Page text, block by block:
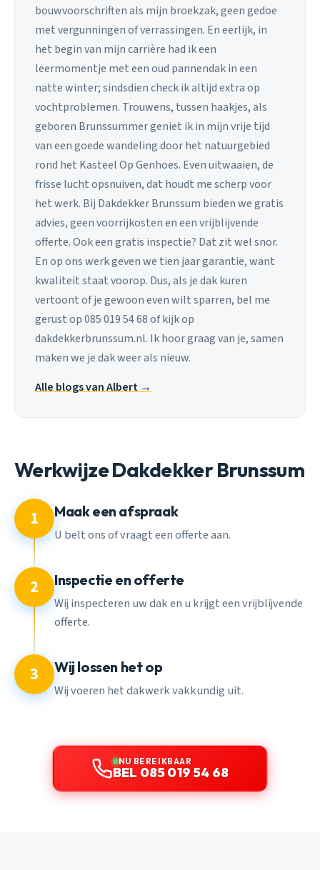
bouwvoorschriften als mijn broekzak, geen gedoe
met vergunningen of verrassingen. En eerlijk, in
het begin van mijn carrière had ik een
leermomentje met een oud pannendak in een
natte winter; sindsdien check ik altijd extra op
vochtproblemen. Trouwens, tussen haakjes, als
geboren Brunssummer geniet ik in mijn vrije tijd
van een goede wandeling door het natuurgebied
rond het Kasteel Op Genhoes. Even uitwaaien, de
frisse lucht opsnuiven, dat houdt me scherp voor
het werk. Bij Dakdekker Brunssum bieden we gratis
advies, geen voorrijkosten en een vrijblijvende
offerte. Ook een gratis inspectie? Dat zit wel snor.
En op ons werk geven we tien jaar garantie, want
kwaliteit staat voorop. Dus, als je dak kuren
vertoont of je gewoon even wilt sparren, bel me
gerust op 085 019 54 68 of kijk op
dakdekkerbrunssum.nl. Ik hoor graag van je, samen
maken we je dak weer als nieuw.
Alle blogs van Albert →
Werkwijze Dakdekker Brunssum
1 Maak een afspraak
U belt ons of vraagt een offerte aan.
2 Inspectie en offerte
Wij inspecteren uw dak en u krijgt een vrijblijvende
offerte.
3 Wij lossen het op
Wij voeren het dakwerk vakkundig uit.
NU BEREIKBAAR
BEL 085 019 54 68